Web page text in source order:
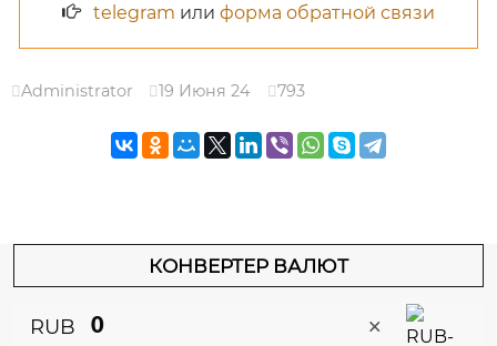
telegram или форма обратной связи
Administrator 19 Июня 24 793
КОНВЕРТЕР ВАЛЮТ
RUB ×